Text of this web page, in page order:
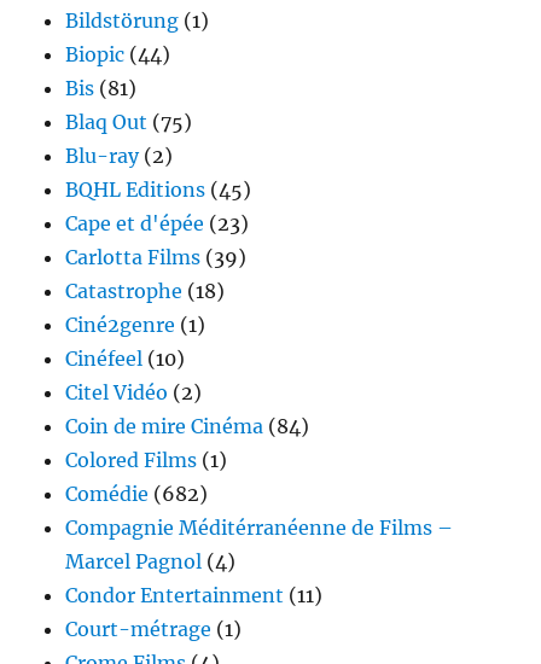
Bildstörung (1)
Biopic (44)
Bis (81)
Blaq Out (75)
Blu-ray(2)
BQHL Editions (45)
Cape et d'épée (23)
Carlotta Films (39)
Catastrophe (18)
Ciné2genre (1)
Cinéfeel (10)
Citel Vidéo (2)
Coin de mire Cinéma (84)
Colored Films (1)
Comédie (682)
Compagnie Méditérranéenne de Films –
Marcel Pagnol (4)
Condor Entertainment (11)
Court-métrage (1)